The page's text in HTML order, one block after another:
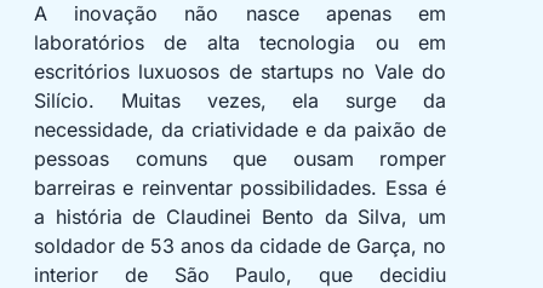
A inovação não nasce apenas em
laboratórios de alta tecnologia ou em
escritórios luxuosos de startups no Vale do
Silício. Muitas vezes, ela surge da
necessidade, da criatividade e da paixão de
pessoas comuns que ousam romper
barreiras e reinventar possibilidades. Essa é
a história de Claudinei Bento da Silva, um
soldador de 53 anos da cidade de Garça, no
interior de São Paulo, que decidiu